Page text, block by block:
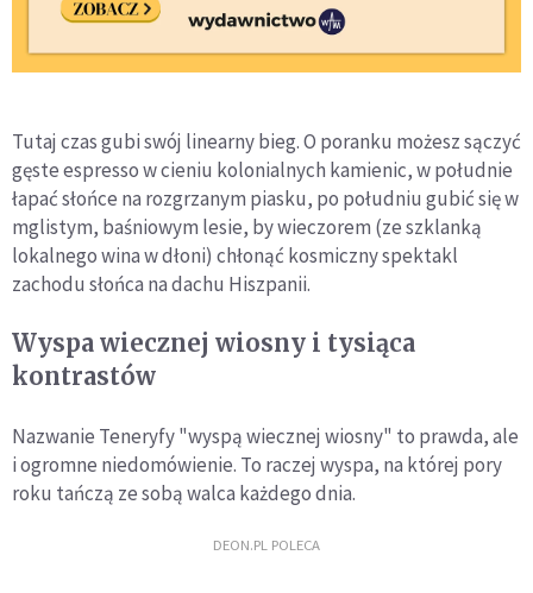
Tutaj czas gubi swój linearny bieg. O poranku możesz sączyć
gęste espresso w cieniu kolonialnych kamienic, w południe
łapać słońce na rozgrzanym piasku, po południu gubić się w
mglistym, baśniowym lesie, by wieczorem (ze szklanką
lokalnego wina w dłoni) chłonąć kosmiczny spektakl
zachodu słońca na dachu Hiszpanii.
Wyspa wiecznej wiosny i tysiąca
kontrastów
Nazwanie Teneryfy "wyspą wiecznej wiosny" to prawda, ale
i ogromne niedomówienie. To raczej wyspa, na której pory
roku tańczą ze sobą walca każdego dnia.
DEON.PL POLECA